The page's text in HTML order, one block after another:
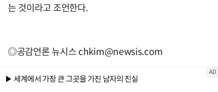
는 것이라고 조언한다.
◎공감언론 뉴시스chkim@newsis.com